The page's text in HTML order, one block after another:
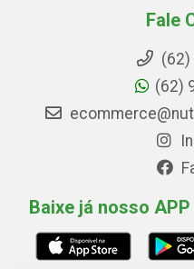
Fale
(62)
(62)
Baixe já nosso APP